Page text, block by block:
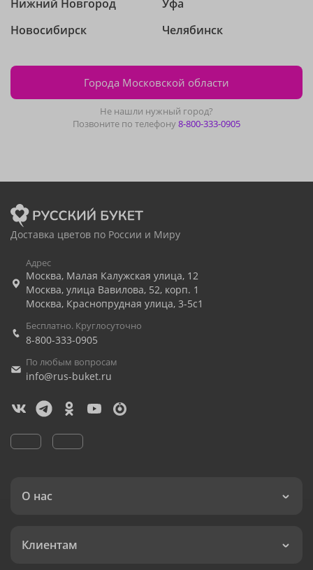
Нижний Новгород
Новосибирск
Уфа
Челябинск
Города Московской области
Не нашли нужный город?
Позвоните по телефону8-800-333-0905
Доставка цветов по России и Миру
Адрес
Москва, Малая Калужская улица, 12
Москва, улица Вавилова, 52, корп. 1
Москва, Краснопрудная улица, 3-5с1
Бесплатно. Круглосуточно
8-800-333-0905
По любым вопросам
info@rus-buket.ru
О нас
Клиентам